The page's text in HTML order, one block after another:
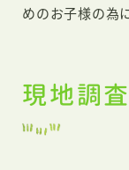
めのお子様の為
現地調査